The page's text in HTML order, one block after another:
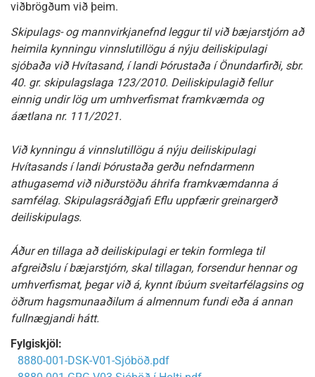
viðbrögðum við þeim.
Skipulags- og mannvirkjanefnd leggur til við bæjarstjórn að
heimila kynningu vinnslutillögu á nýju deiliskipulagi
sjóbaða við Hvítasand, í landi Þórustaða í Önundarfirði, sbr.
40. gr. skipulagslaga 123/2010. Deiliskipulagið fellur
einnig undir lög um umhverfismat framkvæmda og
áætlana nr. 111/2021.
Við kynningu á vinnslutillögu á nýju deiliskipulagi
Hvítasands í landi Þórustaða gerðu nefndarmenn
athugasemd við niðurstöðu áhrifa framkvæmdanna á
samfélag. Skipulagsráðgjafi Eflu uppfærir greinargerð
deiliskipulags.
Áður en tillaga að deiliskipulagi er tekin formlega til
afgreiðslu í bæjarstjórn, skal tillagan, forsendur hennar og
umhverfismat, þegar við á, kynnt íbúum sveitarfélagsins og
öðrum hagsmunaaðilum á almennum fundi eða á annan
fullnægjandi hátt.
Fylgiskjöl:
8880-001-DSK-V01-Sjóböð.pdf